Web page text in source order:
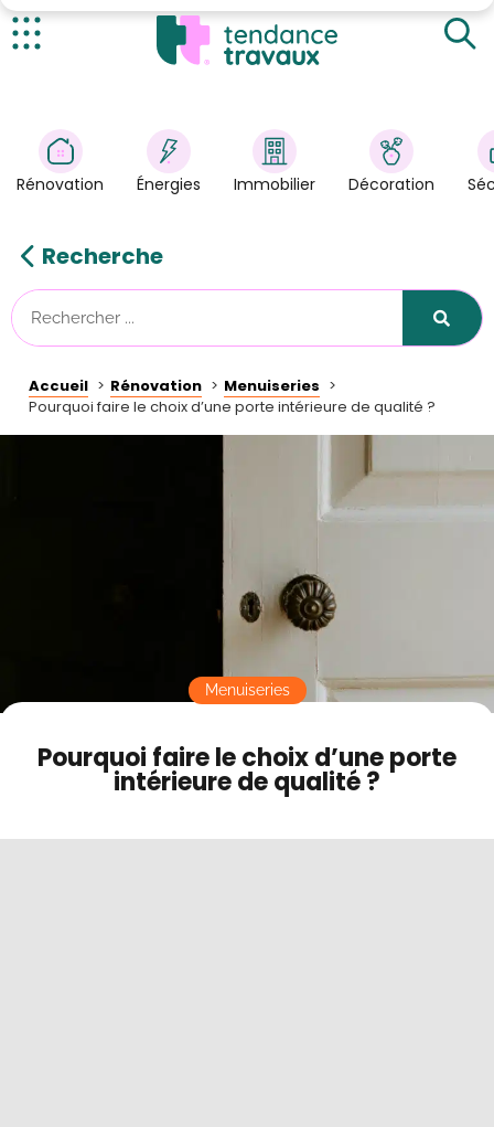
Énergies
Immobilier
Astuces/DIY
Tendance Travaux
Kit partenaire
Rénovation Énergies Immobilier Décoration
Recherche
Accueil Rénovation
Menuiseries
Pourquoi faire le choix d’une porte intérieure de qualité ?
Qu'est-ce qu'une porte intérieure de qualité ?
Quels sont les avantages d'avoir une porte
Pourquoi faire le choix d’une porte
intérieure de qualité ?
Menuiseries